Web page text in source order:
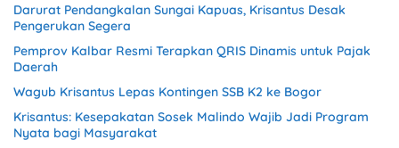
Darurat Pendangkalan Sungai Kapuas, Krisantus Desak
Pengerukan Segera
Pemprov Kalbar Resmi Terapkan QRIS Dinamis untuk Pajak
Daerah
Wagub Krisantus Lepas Kontingen SSB K2 ke Bogor
Krisantus: Kesepakatan Sosek Malindo Wajib Jadi Program
Nyata bagi Masyarakat